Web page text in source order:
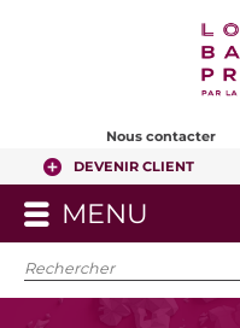
Nous contacter
DEVENIR CLIENT
MENU
LE